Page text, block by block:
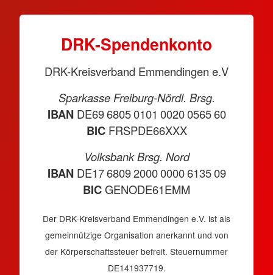
DRK-Spendenkonto
DRK-Kreisverband Emmendingen e.V
Sparkasse Freiburg-Nördl. Brsg.
IBANDE69 6805 0101 0020 0565 60
BICFRSPDE66XXX
Volksbank Brsg. Nord
IBANDE17 6809 2000 0000 6135 09
BICGENODE61EMM
Der DRK-Kreisverband Emmendingen e.V. ist als
gemeinnützige Organisation anerkannt und von
der Körperschaftssteuer befreit. Steuernummer
DE141937719.